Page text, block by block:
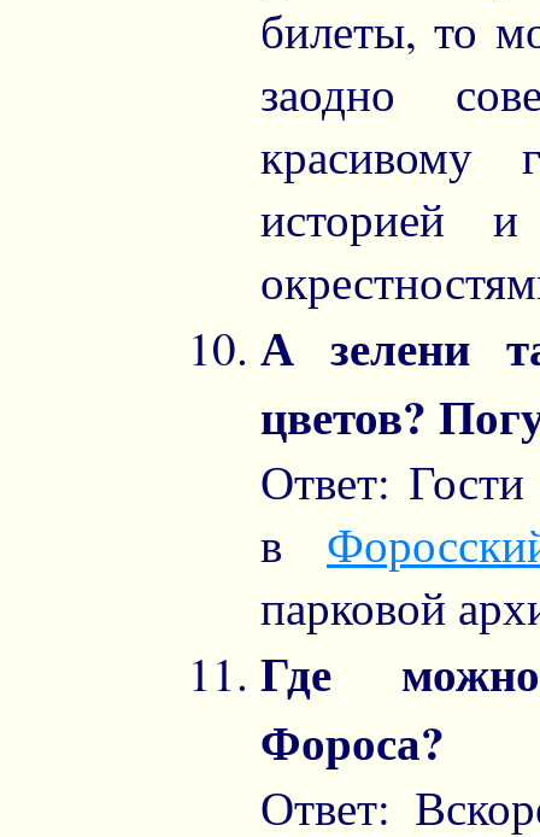
билеты, то
заодно
красивому
историей
А зелени
цветов?
Ответ: Гости
в
парковой
Где
Фороса?
Ответ: